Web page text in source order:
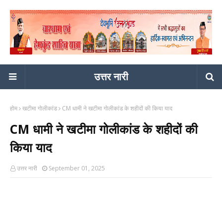
उत्तर नारी
होम खटीमा गोलीकांड CM धामी ने खटीमा गोलीकांड के शहीदों की किया याद
CM धामी ने खटीमा गोलीकांड के शहीदों की
किया याद
उत्तर नारी September 01, 2025